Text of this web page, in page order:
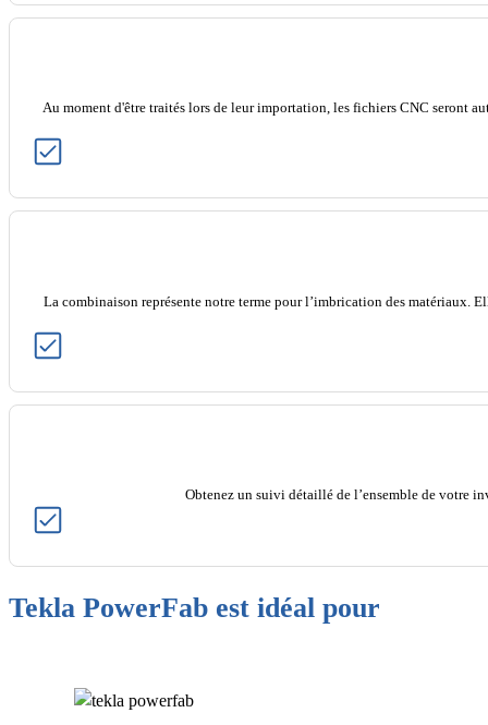
Au moment d'être traités lors de leur importation, les fichiers CNC seront
La combinaison représente notre terme pour l’imbrication des matériaux.
Obtenez un suivi détaillé de l’ensemble de votre
Tekla PowerFab est idéal pour